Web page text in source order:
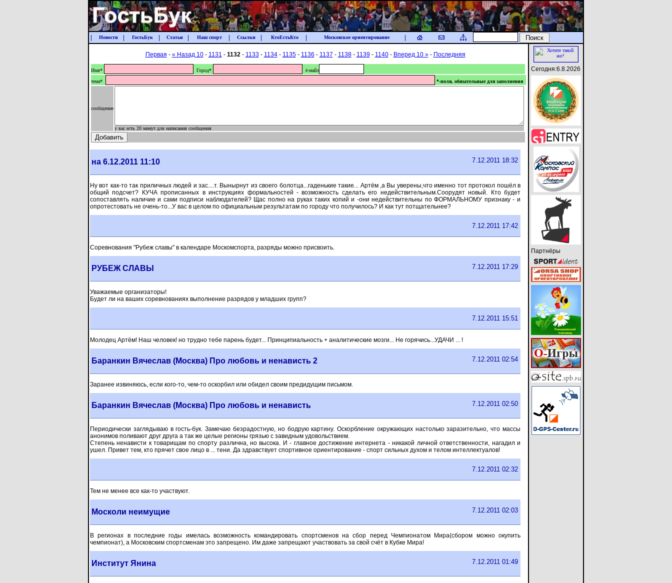
Новости ГостьБук Статьи Наш спорт Ссылки КтоЕстьКто Московское ориентирование
Первая - « Назад 10- 1131 - 1132- 1133- 1134- 1135- 1136 - 1137 - 1138- 1139- 1140- Вперед 10 »- Последняя
Имя* Город*
ё-майл
тема*
*-поля, обязательные для заполнения
сообщение
у вас есть 20 минут для написания сообщения
на 6.12.2011 11:10 7.12.2011 18:32
Ну вот как-то так приличных людей и зас....т. Вынырнут из своего болотца...гаденькие такие... Артём ,а Вы уверены,что именно тот протокол пошёл в
общий подсчет? КУЧА прописанных в инструкциях формальностей - возможность сделать его недействительным.Соорудят новый. Кто будет
сопоставлять наличие и сами подписи наблюдателей? Щас полно на руках таких копий и -они недействительны по ФОРМАЛЬНОМУ признаку - и
опротестовать не очень-то...У вас в целом по официальным результатам по городу что получилось? И как тут потщательнее?
7.12.2011 17:42
Соревнования "Рубеж славы" в календаре Москомспорта, разряды можно присвоить.
РУБЕЖ СЛАВЫ 7.12.2011 17:29
Уважаемые организаторы!
Будет ли на ваших соревнованиях выполнение разрядов у младших групп?
7.12.2011 15:51
Молодец Артём! Наш человек! но трудно тебе парень будет... Принципиальность + аналитические мозги... Не горячись...УДАЧИ ... !
Баранкин Вячеслав (Москва) Про любовь и ненависть 2 7.12.2011 02:54
Заранее извиняюсь, если кого-то, чем-то оскорбил или обидел своим предидущим письмом.
Баранкин Вячеслав (Москва) Про любовь и ненависть 7.12.2011 02:50
Периодически заглядываю в гость-бук. Замечаю безрадостную, но бодрую картину. Оскорбление окружающих настолько заразительно, что массы
анонимов поливают друг друга а так же целые регионы грязью с завидным удовольствием.
Степень ненависти к товарищам по спорту различна, но высока. И - главное достижение интернета - никакой личной ответственности, нагадил и
ушел. Привет тем, кто прячет свое лицо в ... тени. Да здравствует спортивное ориентирование - спорт сильных духом и телом интеллектуалов!
7.12.2011 02:32
Тем не менее все как-то участвуют.
Москоли неимущие 7.12.2011 02:03
В регионах в последние годы имелась возможность командировать спортсменов на сбор перед Чемпионатом Мира(сбором можно окупить
чемпионат), а Московским спортсменам это запрещено. Им даже запрещают участвовать за свой счёт в Кубке Мира!
Институт Янина 7.12.2011 01:49
Сегодня:6.8.2026
Партнёры